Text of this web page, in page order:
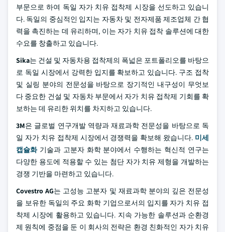
부문으로 하여 독일 자가 치유 접착제 시장을 선도하고 있습니
다. 독일의 중심적인 입지는 자동차 및 전자제품 제조업체 간 협
력을 촉진하는 데 유리하며, 이는 자가 치유 접착 솔루션에 대한
수요를 창출하고 있습니다.
Sika는 건설 및 자동차용 접착제의 폭넓은 포트폴리오를 바탕으
로 독일 시장에서 강력한 입지를 확보하고 있습니다. 구조 접착
및 실링 분야의 전문성을 바탕으로 장기적인 내구성이 무엇보
다 중요한 건설 및 자동차 부문에서 자가 치유 접착제 기회를 확
보하는 데 유리한 위치를 차지하고 있습니다.
3M은 글로벌 연구개발 역량과 재료과학 전문성을 바탕으로 독
일 자가 치유 접착제 시장에서 경쟁력을 확보해 왔습니다. 미세
캡슐화 기술과 고분자 화학 분야에서 수행하는 혁신적 연구는
다양한 용도에 적용할 수 있는 첨단 자가 치유 제형을 개발하는
경쟁 기반을 마련하고 있습니다.
Covestro AG는 고성능 고분자 및 재료과학 분야의 깊은 전문성
을 보유한 독일의 주요 화학 기업으로서의 입지를 자가 치유 접
착제 시장에 활용하고 있습니다. 지속 가능한 솔루션과 순환경
제 원칙에 중점을 둔 이 회사의 전략은 환경 친화적인 자가 치유